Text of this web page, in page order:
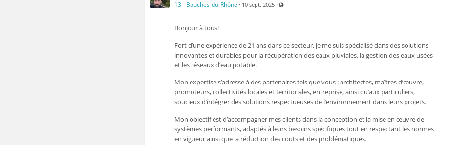
·Gestion des eaux usées : conseil des solutions conformes aux réglementations
produits adaptés. Suivi et contrôle des ouvrages.
·Travaux VRD: conseil pour les aménagements extérieurs, réseaux
d’assainissement, réseaux divers, voiries, mise en relations et négociations des produits
nouveaux et existants, etc.
°Compte rendu et rapport d’expertise VRD
LA GESTION, LA REUTILISATION ET LE REJET DES EAUX DE PLUIE SONT POUR MOI, DES
Je serais ravi d’échanger avec vous pour explorer comment mes compétences pourraient
répondre à vos besoins ou s’intégrer à vos projets actuels et futurs.
13 - Bouches-du-Rhône · 10 sept. 2025 ·
Bonjour à tous!
Fort d’une expérience de 21 ans dans ce secteur, je me suis spécialisé dans des solutions
innovantes et durables pour la récupération des eaux pluviales, la gestion des eaux usées
et les réseaux d’eau potable.
Mon expertise s’adresse à des partenaires tels que vous : architectes, maîtres d’œuvre,
promoteurs, collectivités locales et territoriales, entreprise, ainsi qu’aux particuliers,
soucieux d’intégrer des solutions respectueuses de l’environnement dans leurs projets.
Mon objectif est d’accompagner mes clients dans la conception et la mise en œuvre de
systèmes performants, adaptés à leurs besoins spécifiques tout en respectant les normes
en vigueur ainsi que la réduction des couts et des problématiques.